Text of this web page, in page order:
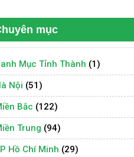
mục
Mục Tỉnh Thành (1)
Nội (51)
Bắc (122)
Trung (94)
Hồ Chí Minh (29)